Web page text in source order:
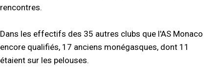
rencontres.
Dans les effectifs des 35 autres clubs que l'AS Monaco
encore qualifiés, 17 anciens monégasques, dont 11
étaient sur les pelouses.